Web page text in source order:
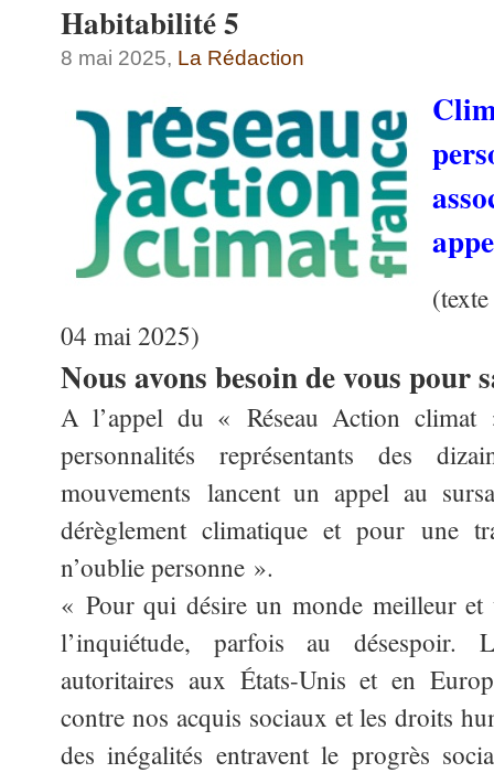
Habitabilité 5
8 mai 2025, La Rédaction
04 mai 2025)
Nous avons besoin de vous pour
A l’appel du « Réseau Action climat
personnalités représentants des
mouvements lancent un appel au
dérèglement climatique et pour une
n’oublie personne ».
« Pour qui désire un monde meilleur et
l’inquiétude, parfois au désespoir.
autoritaires aux États-Unis et en
contre nos acquis sociaux et les droits
des inégalités entravent le progrès